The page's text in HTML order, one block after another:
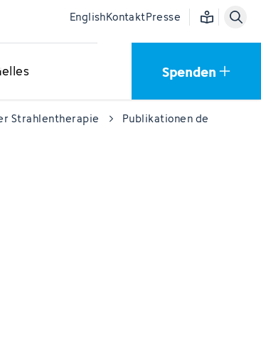
EnglishKontaktPresse Einfache
Spenden
Strahlentherapie Publikationen der E040